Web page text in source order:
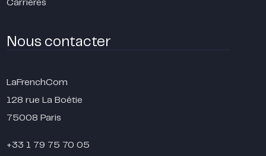
Carrières
Nous contacter
LaFrenchCom
128 rue La Boétie
75008 Paris
+33 1 79 75 70 05